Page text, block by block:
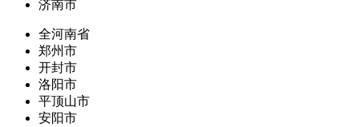
济南市
全河南省
郑州市
开封市
洛阳市
平顶山市
安阳市